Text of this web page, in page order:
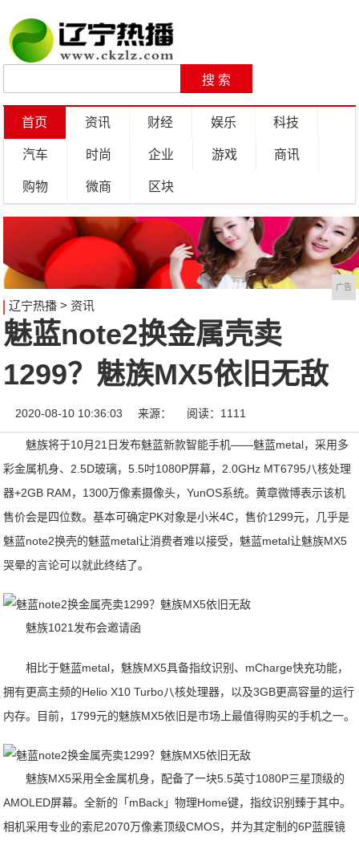
首页 资讯 财经 娱乐 科技
汽车 时尚 企业 游戏 商讯
购物 微商 区块
广告
辽宁热播> 资讯
魅蓝note2换金属壳卖
1299？魅族MX5依旧无敌
2020-08-10 10:36:03 来源： 阅读：1111
魅族将于10月21日发布魅蓝新款智能手机——魅蓝metal，采用多
彩金属机身、2.5D玻璃，5.5吋1080P屏幕，2.0GHz MT6795八核处理
器+2GB RAM，1300万像素摄像头，YunOS系统。黄章微博表示该机
售价会是四位数。基本可确定PK对象是小米4C，售价1299元，几乎是
魅蓝note2换壳的魅蓝metal让消费者难以接受，魅蓝metal让魅族MX5
哭晕的言论可以就此终结了。
魅族1021发布会邀请函
相比于魅蓝metal，魅族MX5具备指纹识别、mCharge快充功能，
拥有更高主频的Helio X10 Turbo八核处理器，以及3GB更高容量的运行
内存。目前，1799元的魅族MX5依旧是市场上最值得购买的手机之一。
魅族MX5采用全金属机身，配备了一块5.5英寸1080P三星顶级的
AMOLED屏幕。全新的「mBack」物理Home键，指纹识别臻于其中。
相机采用专业的索尼2070万像素顶级CMOS，并为其定制的6P蓝膜镜